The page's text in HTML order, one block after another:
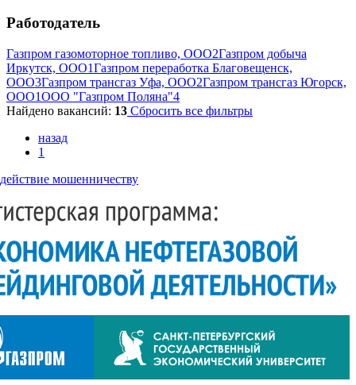
Работодатель
Газпром газомоторное топливо, ООО2Газпром добыча
Иркутск, ООО1Газпром переработка Благовещенск,
ООО3Газпром трансгаз Уфа, ООО2Газпром трансгаз Югорск,
ООО1ООО "Газпром Поляна"4
Найдено вакансий: 13 Сбросить все фильтры
назад
1
мошенничеству